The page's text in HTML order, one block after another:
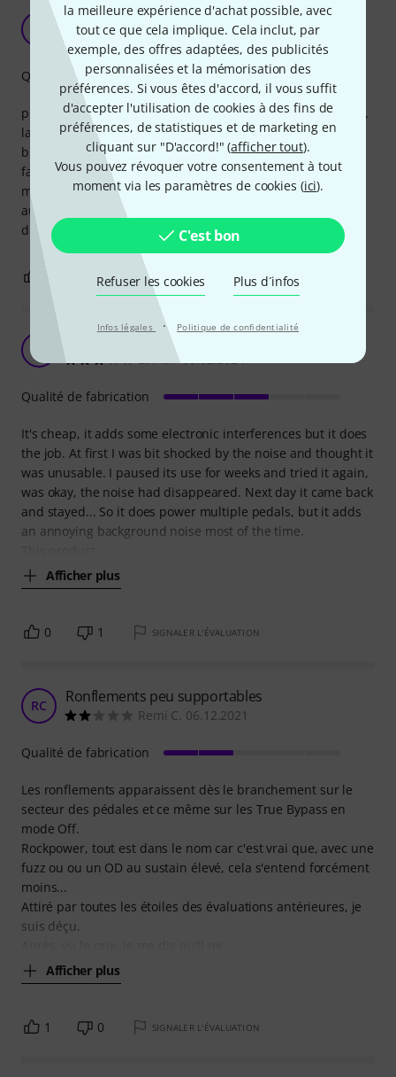
la meilleure expérience d'achat possible, avec
tout ce que cela implique. Cela inclut, par
exemple, des offres adaptées, des publicités
personnalisées et la mémorisation des
préférences. Si vous êtes d'accord, il vous suffit
d'accepter l'utilisation de cookies à des fins de
préférences, de statistiques et de marketing en
cliquant sur "D'accord!" (afficher tout).
Vous pouvez révoquer votre consentement à tout
moment via les paramètres de cookies (ici).
C'est bon
Refuser les cookies Plus d´infos
Infos légales · Politique de confidentialité
ça grésille
MARC197 18.05.2016
pour ce qui est de l'aspect c'est bien ça parait plutôt solide,
la puissance est largement suffisante pour les multi-
branchements, le câble multi branchement est plutôt bien
fait, le soucis c'est qu'il y a un grésillement dans l'ampli
même lorsque les pédales sont éteintes. Test fait avec une
autre alimentation moins puissante et le grésillement
disparait. Dommage!
Qualité de fabrication
1 SIGNALER L'ÉVALUATION
Lairlair 08.02.2024
It's cheap, it adds some electronic interferences but it does
the job. At first I was bit shocked by the noise and thought it
was unusable. I paused its use for weeks and tried it again,
was okay, the noise had disappeared. Next day it came back
and stayed... So it does power multiple pedals, but it adds
an annoying background noise most of the time.
Afficher plus
Qualité de fabrication
0 1 SIGNALER L'ÉVALUATION
RC Ronflements peu supportables
Remi C. 06.12.2021
Les ronflements apparaissent dès le branchement sur le
secteur des pédales et ce même sur les True Bypass en
mode Off.
Rockpower, tout est dans le nom car c'est vrai que, avec une
fuzz ou ou un OD au sustain élevé, cela s'entend forcément
moins...
Attiré par toutes les étoiles des évaluations antérieures, je
suis déçu.
Afficher plus
Qualité de fabrication
1 0 SIGNALER L'ÉVALUATION